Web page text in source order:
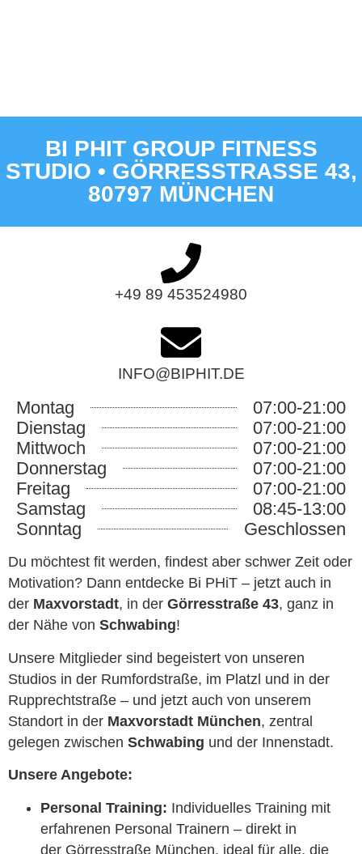
BI PHIT GROUP FITNESS
STUDIO • GÖRRESSTRASSE 43, 8
0797 MÜNCHEN
+49 89 453524980
INFO@BIPHIT.DE
Montag
07:00-21:00
Dienstag
07:00-21:00
Mittwoch
07:00-21:00
Donnerstag
07:00-21:00
Freitag
07:00-21:00
Samstag
08:45-13:00
Sonntag
Geschlossen
Du möchtest fit werden, findest aber schwer Zeit oder
Motivation? Dann entdecke Bi PHiT – jetzt auch in
der Maxvorstadt, in der Görresstraße 43, ganz in
der Nähe von Schwabing!
Unsere Mitglieder sind begeistert von unseren
Studios in der Rumfordstraße, im Platzl und in der
Rupprechtstraße – und jetzt auch von unserem
Standort in der Maxvorstadt München, zentral
gelegen zwischen Schwabing und der Innenstadt.
Unsere Angebote:
Personal Training: Individuelles Training mit
erfahrenen Personal Trainern – direkt in
der Görresstraße München, ideal für alle, die